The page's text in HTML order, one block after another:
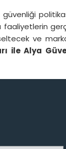
ve
ile Alya